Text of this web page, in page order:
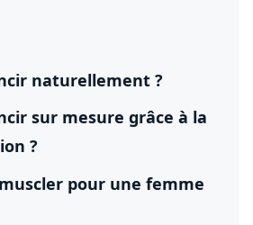
naturellement ?
sur mesure grâce à la
?
pour une femme